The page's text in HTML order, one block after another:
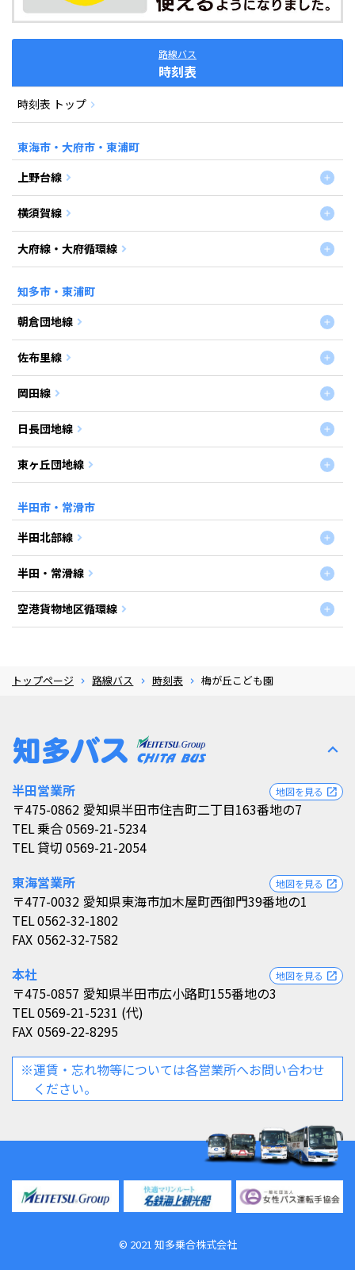
路線バス
時刻表
時刻表 トップ
東海市・大府市・東浦町
上野台線
横須賀線
大府線・大府循環線
知多市・東浦町
朝倉団地線
佐布里線
岡田線
日長団地線
東ヶ丘団地線
半田市・常滑市
半田北部線
半田・常滑線
空港貨物地区循環線
トップページ 路線バス 時刻表 梅が丘こども園
expand_less
半田営業所
〒475-0862 愛知県半田市住吉町二丁目163番地の7
地図を見る open_in_new
TEL乗合 0569-21-5234
TEL貸切 0569-21-2054
東海営業所
〒477-0032 愛知県東海市加木屋町西御門39番地の1
地図を見る open_in_new
TEL0562-32-1802
FAX 0562-32-7582
本社
〒475-0857 愛知県半田市広小路町155番地の3
地図を見る open_in_new
TEL0569-21-5231 (代)
FAX 0569-22-8295
※運賃・忘れ物等については各営業所へお問い合わせ
ください。
©︎ 2021 知多乗合株式会社